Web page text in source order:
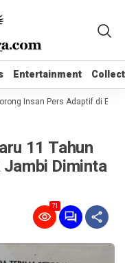
Entertainment
Entertainment
Insan Pers Adaptif di Era
11 Tahun
Diminta
71